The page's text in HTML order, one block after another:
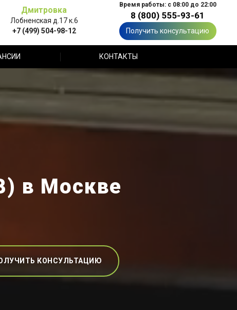
Дмитровка
Лобненская д.17 к.6
+7 (499) 504-98-12
Время работы: с 08:00 до 22:00
8 (800) 555-93-61
Получить консультацию
КОНТАКТЫ
в Москве
КОНСУЛЬТАЦИЮ